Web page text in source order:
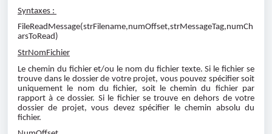
Syntaxes :
FileReadMessage(strFilename,numOffset,strMessageTag,numCh
arsToRead)
StrNomFichier
Le chemin du fichier et/ou le nom du fichier texte. Si le fichier se
trouve dans le dossier de votre projet, vous pouvez spécifier soit
uniquement le nom du fichier, soit le chemin du fichier par
rapport à ce dossier. Si le fichier se trouve en dehors de votre
dossier de projet, vous devez spécifier le chemin absolu du
fichier.